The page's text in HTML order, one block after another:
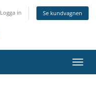
Logga in Se kundvagnen
Växla